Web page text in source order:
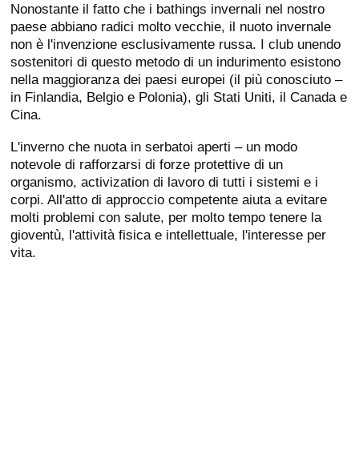
Nonostante il fatto che i bathings invernali nel nostro
paese abbiano radici molto vecchie, il nuoto invernale
non è l'invenzione esclusivamente russa. I club unendo
sostenitori di questo metodo di un indurimento esistono
nella maggioranza dei paesi europei (il più conosciuto –
in Finlandia, Belgio e Polonia), gli Stati Uniti, il Canada e
Cina.
L'inverno che nuota in serbatoi aperti – un modo
notevole di rafforzarsi di forze protettive di un
organismo, activization di lavoro di tutti i sistemi e i
corpi. All'atto di approccio competente aiuta a evitare
molti problemi con salute, per molto tempo tenere la
gioventù, l'attività fisica e intellettuale, l'interesse per
vita.